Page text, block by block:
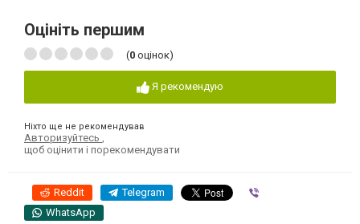
Оцініть першим
(0 оцінок)
Я рекомендую
Ніхто ще не рекомендував
Авторизуйтесь
щоб оцінити і порекомендувати
Reddit Telegram
WhatsApp